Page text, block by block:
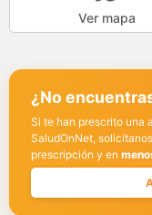
Ver mapa
¿No
Si te han prescrito una
SaludOnNet,
prescripción y en